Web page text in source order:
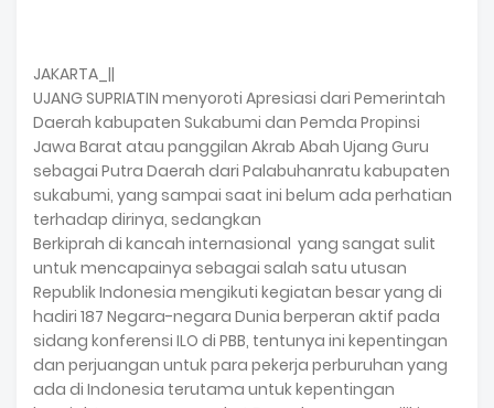
JAKARTA_||
UJANG SUPRIATIN menyoroti Apresiasi dari Pemerintah
Daerah kabupaten Sukabumi dan Pemda Propinsi
Jawa Barat atau panggilan Akrab Abah Ujang Guru
sebagai Putra Daerah dari Palabuhanratu kabupaten
sukabumi, yang sampai saat ini belum ada perhatian
terhadap dirinya, sedangkan
Berkiprah di kancah internasional yang sangat sulit
untuk mencapainya sebagai salah satu utusan
Republik Indonesia mengikuti kegiatan besar yang di
hadiri 187 Negara-negara Dunia berperan aktif pada
sidang konferensi ILO di PBB, tentunya ini kepentingan
dan perjuangan untuk para pekerja perburuhan yang
ada di Indonesia terutama untuk kepentingan